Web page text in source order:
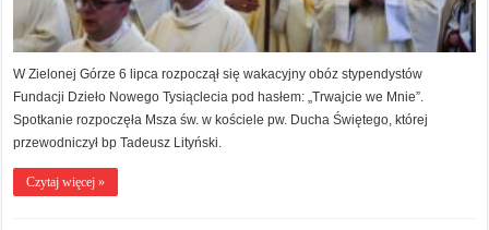
W Zielonej Górze 6 lipca rozpoczął się wakacyjny obóz stypendystów
Fundacji Dzieło Nowego Tysiąclecia pod hasłem: „Trwajcie we Mnie”.
Spotkanie rozpoczęła Msza św. w kościele pw. Ducha Świętego, której
przewodniczył bp Tadeusz Lityński.
Czytaj więcej »